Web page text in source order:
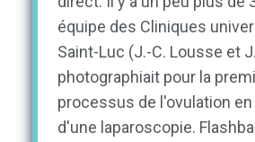
équipe des Cliniques
Saint-Luc (J.-C. Lousse et
photographiait pour la
processus de l'ovulation
d'une laparoscopie.